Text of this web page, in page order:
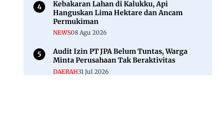
Kebakaran Lahan di Kalukku, Api
Hanguskan Lima Hektare dan Ancam
Permukiman
NEWS08 Agu 2026
Audit Izin PT JPA Belum Tuntas, Warga
Minta Perusahaan Tak Beraktivitas
DAERAH31 Jul 2026